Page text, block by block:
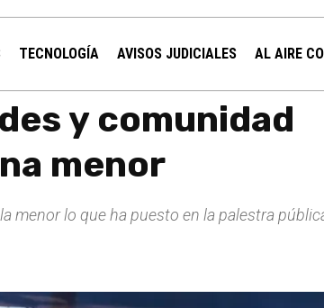
TECNOLOGÍA AVISOS JUDICIALES AL AIRE
y comunidad
menor
menor lo que ha puesto en la palestra